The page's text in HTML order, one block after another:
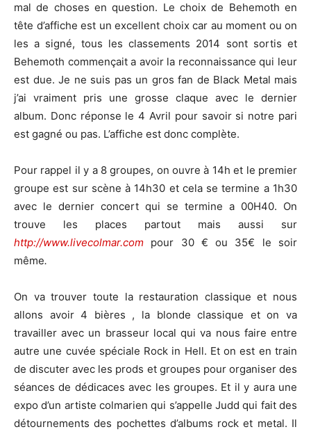
mal de choses en question. Le choix de Behemoth en
tête d’affiche est un excellent choix car au moment ou on
les a signé, tous les classements 2014 sont sortis et
Behemoth commençait a avoir la reconnaissance qui leur
est due. Je ne suis pas un gros fan de Black Metal mais
j’ai vraiment pris une grosse claque avec le dernier
album. Donc réponse le 4 Avril pour savoir si notre pari
est gagné ou pas. L’affiche est donc complète.
Pour rappel il y a 8 groupes, on ouvre à 14h et le premier
groupe est sur scène à 14h30 et cela se termine a 1h30
avec le dernier concert qui se termine a 00H40. On
trouve les places partout mais aussi sur
http://www.livecolmar.com pour 30 € ou 35€ le soir
même.
On va trouver toute la restauration classique et nous
allons avoir 4 bières , la blonde classique et on va
travailler avec un brasseur local qui va nous faire entre
autre une cuvée spéciale Rock in Hell. Et on est en train
de discuter avec les prods et groupes pour organiser des
séances de dédicaces avec les groupes. Et il y aura une
expo d’un artiste colmarien qui s’appelle Judd qui fait des
détournements des pochettes d’albums rock et metal. Il